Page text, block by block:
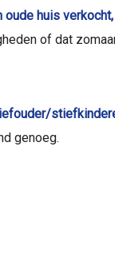
huis
of dat
genoeg.